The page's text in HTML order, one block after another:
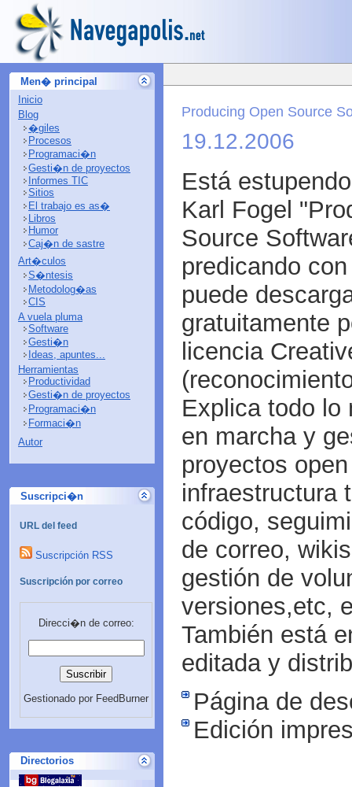
Men� principal
Inicio
Blog
�giles
Procesos
Programaci�n
Gesti�n de proyectos
Informes TIC
Sitios
El trabajo es as�
Libros
Humor
Caj�n de sastre
Art�culos
S�ntesis
Metodolog�as
CIS
A vuela pluma
Software
Gesti�n
Ideas, apuntes...
Herramientas
Productividad
Gesti�n de proyectos
Programaci�n
Formaci�n
Autor
Suscripci�n
URL del feed
Suscripción RSS
Suscripción por correo
Direcci�n de correo:
Gestionado por FeedBurner
Directorios
Producing Open Source
19.12.2006
Está
Karl Fogel
Source
predicando
puede
gratuitamente
licencia
Explica todo lo
en marcha y
proyectos
infraestructura
código,
de correo,
gestión de
versiones,etc,
También está
editada y
Página de
Edición